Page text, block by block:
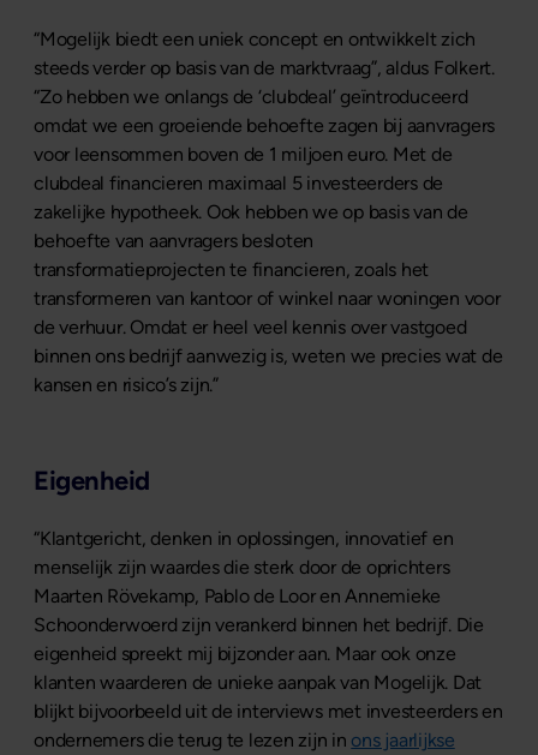
“Mogelijk biedt een uniek concept en ontwikkelt zich
steeds verder op basis van de marktvraag”, aldus Folkert.
“Zo hebben we onlangs de ‘clubdeal’ geïntroduceerd
omdat we een groeiende behoefte zagen bij aanvragers
voor leensommen boven de 1 miljoen euro. Met de
clubdeal financieren maximaal 5 investeerders de
zakelijke hypotheek. Ook hebben we op basis van de
behoefte van aanvragers besloten
transformatieprojecten te financieren, zoals het
transformeren van kantoor of winkel naar woningen voor
de verhuur. Omdat er heel veel kennis over vastgoed
binnen ons bedrijf aanwezig is, weten we precies wat de
kansen en risico’s zijn.”
Eigenheid
“Klantgericht, denken in oplossingen, innovatief en
menselijk zijn waardes die sterk door de oprichters
Maarten Rövekamp, Pablo de Loor en Annemieke
Schoonderwoerd zijn verankerd binnen het bedrijf. Die
eigenheid spreekt mij bijzonder aan. Maar ook onze
klanten waarderen de unieke aanpak van Mogelijk. Dat
blijkt bijvoorbeeld uit de interviews met investeerders en
ondernemers die terug te lezen zijn in ons jaarlijkse